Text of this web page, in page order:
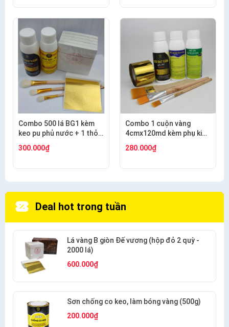
Combo 500 lá BG1 kèm
keo pu phủ nước + 1 thỏ
300.000₫
Combo 1 cuộn vàng
4cmx120md kèm phụ kiện
280.000₫
Deal hot trong tuần
Lá vàng B giòn Đế vương (hộp đỏ 2 quỳ -
2000 lá)
600.000₫
Sơn chống co keo, làm bóng vàng (500g)
200.000₫